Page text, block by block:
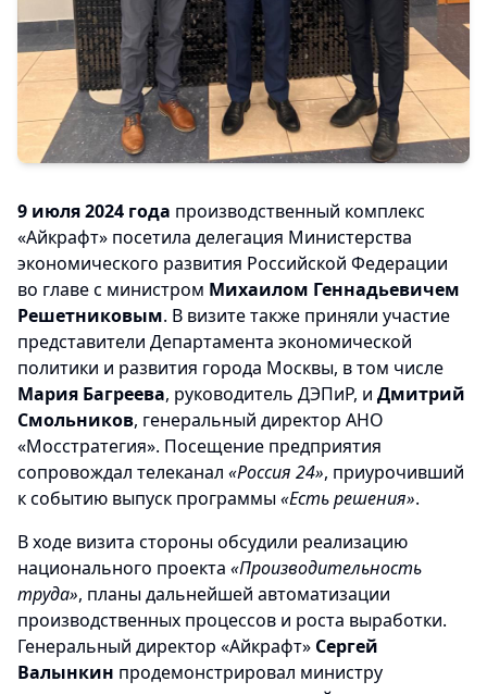
9 июля 2024 года производственный комплекс
«Айкрафт» посетила делегация Министерства
экономического развития Российской Федерации
во главе с министром Михаилом Геннадьевичем
Решетниковым. В визите также приняли участие
представители Департамента экономической
политики и развития города Москвы, в том числе
Мария Багреева, руководитель ДЭПиР, и Дмитрий
Смольников, генеральный директор АНО
«Мосстратегия». Посещение предприятия
сопровождал телеканал «Россия 24», приурочивший
к событию выпуск программы«Есть решения».
В ходе визита стороны обсудили реализацию
национального проекта «Производительность
труда», планы дальнейшей автоматизации
производственных процессов и роста выработки.
Генеральный директор «Айкрафт» Сергей
Валынкин продемонстрировал министру